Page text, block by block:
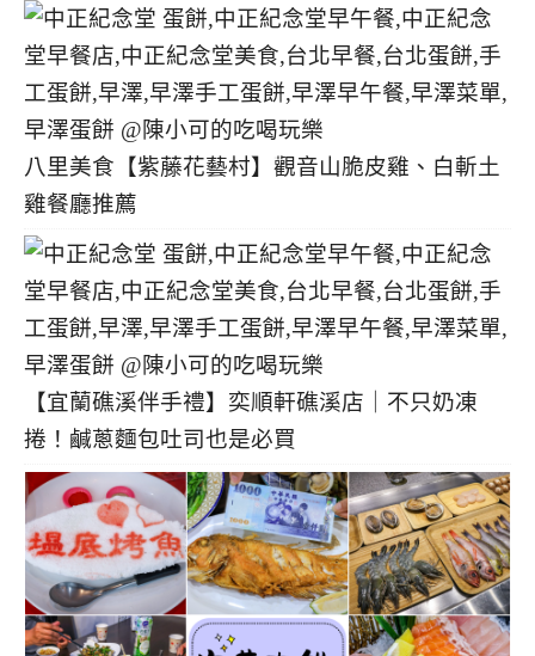
八里美食【紫藤花藝村】觀音山脆皮雞、白斬土
雞餐廳推薦
【宜蘭礁溪伴手禮】奕順軒礁溪店｜不只奶凍
捲！鹹蔥麵包吐司也是必買